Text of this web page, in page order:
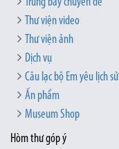
Thư viện video
Thư viện ảnh
Dịch vụ
Câu lạc bộ Em yêu lịch sử
Ấn phẩm
Museum Shop
Hòm thư góp ý